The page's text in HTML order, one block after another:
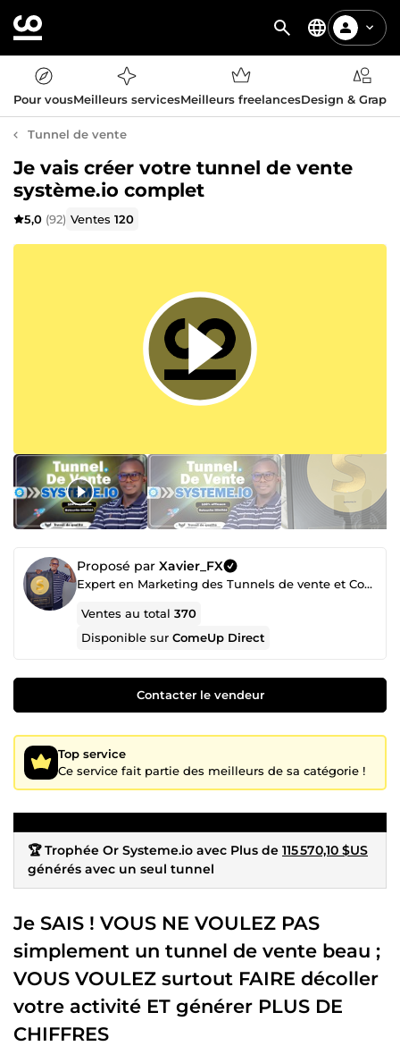
Pour vousMeilleurs servicesMeilleurs freelancesDesign &
Tunnel de vente
Je vais créer votre tunnel de vente
système.io complet
5,0 (92) Ventes120
Proposé par Xavier_FX
Expert en Marketing des Tunnels de vente et Conversion
Ventes au total370
Disponible surComeUp Direct
Contacter le vendeur
Top service
Ce service fait partie des meilleurs de sa catégorie !
🏆 Trophée Or Systeme.io avec Plus de 115 570,10 $US
générés avec un seul tunnel
Je SAIS ! VOUS NE VOULEZ PAS
simplement un tunnel de vente beau ;
VOUS VOULEZ surtout FAIRE décoller
votre activité ET générer PLUS DE
CHIFFRES